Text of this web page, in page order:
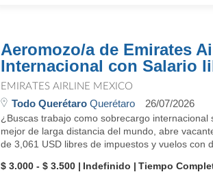
Aeromozo/a de Emirates
Internacional con Salario
EMIRATES AIRLINE MEXICO
Todo QuerétaroQuerétaro 26/07/2026
¿Buscas trabajo como sobrecargo
mejor de larga distancia del mundo, abre
de 3,061 USD libres de impuestos y vuelos con
$ 3.000 - $ 3.500
Indefinido Tiempo